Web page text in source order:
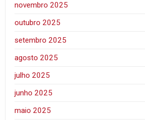
novembro 2025
outubro 2025
setembro 2025
agosto 2025
julho 2025
junho 2025
maio 2025